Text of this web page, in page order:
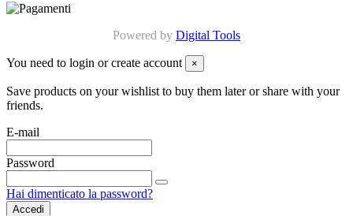
Powered by Digital Tools
You need to login or create account ×
Save products on your wishlist to buy them later or share with your
friends.
E-mail
Password
Hai dimenticato la password?
Accedi